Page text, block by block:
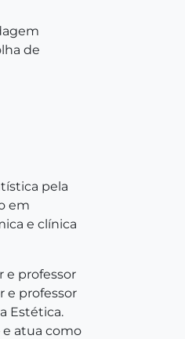
de
pela
em
e clínica
e professor
e professor
Estética.
atua como